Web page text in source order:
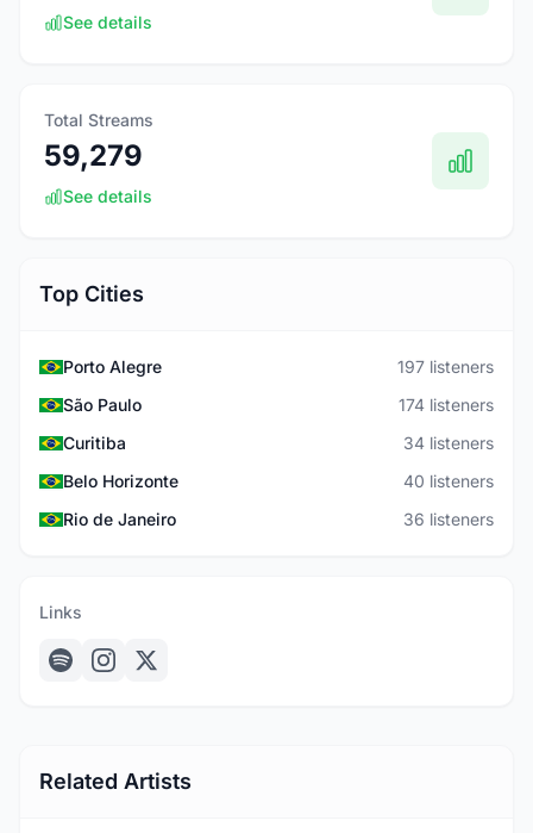
See details
Total Streams
59,279
See details
Top Cities
Porto Alegre
197 listeners
São Paulo
174 listeners
Curitiba
34 listeners
Belo Horizonte
40 listeners
Rio de Janeiro
36 listeners
Links
Related Artists